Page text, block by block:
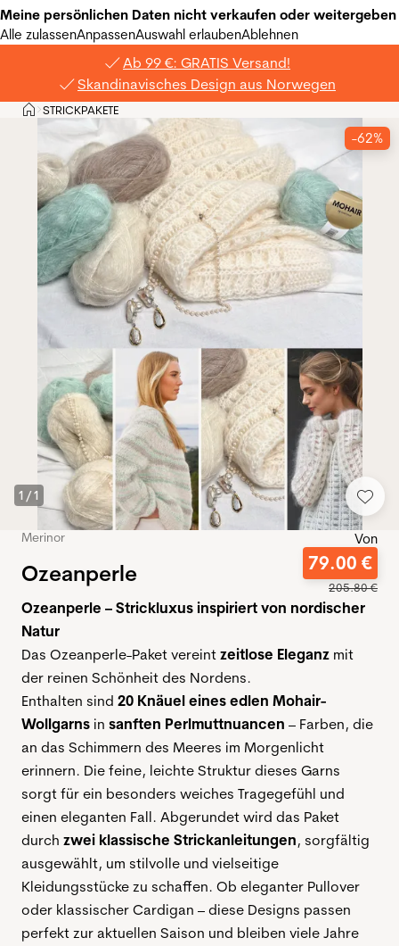
Meine persönlichen Daten nicht verkaufen oder weitergeben
Alle zulassenAnpassenAuswahl erlaubenAblehnen
Ab 99 €: GRATIS Versand!
Skandinavisches Design aus Norwegen
Privat
>STRICKPAKETE
1 /1
-62%
Merinor
Ozeanperle
Von
79.00 €
205.80€
Ozeanperle – Strickluxus inspiriert von nordischer
Natur
Das Ozeanperle-Paket vereint zeitlose Eleganz mit
der reinen Schönheit des Nordens.
Enthalten sind 20 Knäuel eines edlen Mohair-
Wollgarns in sanften Perlmuttnuancen – Farben, die
an das Schimmern des Meeres im Morgenlicht
erinnern. Die feine, leichte Struktur dieses Garns
sorgt für ein besonders weiches Tragegefühl und
einen eleganten Fall. Abgerundet wird das Paket
durch zwei klassische Strickanleitungen, sorgfältig
ausgewählt, um stilvolle und vielseitige
Kleidungsstücke zu schaffen. Ob eleganter Pullover
oder klassischer Cardigan – diese Designs passen
perfekt zur aktuellen Saison und bleiben viele Jahre